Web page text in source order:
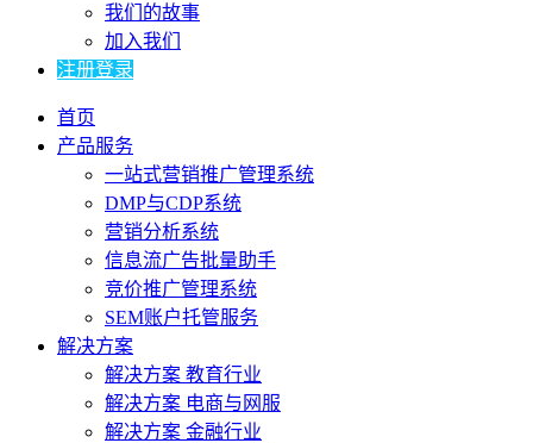
我们的故事
加入我们
注册登录
首页
产品服务
一站式营销推广管理系统
DMP与CDP系统
营销分析系统
信息流广告批量助手
竞价推广管理系统
SEM账户托管服务
解决方案
解决方案 教育行业
解决方案 电商与网服
解决方案 金融行业